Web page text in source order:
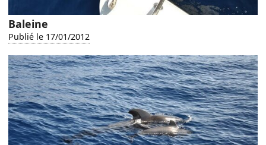
Baleine
Publié le 17/01/2012